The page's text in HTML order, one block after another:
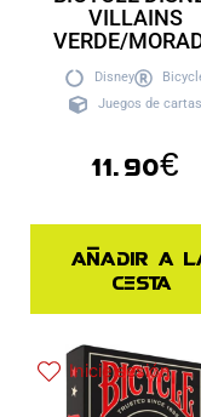
VILLAINS
VERDE/
Disney
Juegos de cartas
11.90€
Añadir a
cesta
Inicie sesión